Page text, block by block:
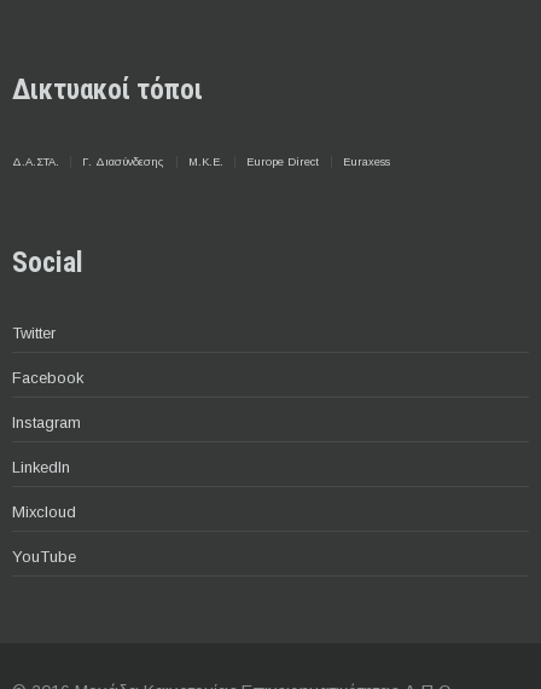
Δικτυακοί τόποι
Δ.Α.ΣΤΑ. Γ. Διασύνδεσης Μ.Κ.Ε. Europe Direct Euraxess
Social
Twitter
Facebook
Instagram
LinkedIn
Mixcloud
YouTube